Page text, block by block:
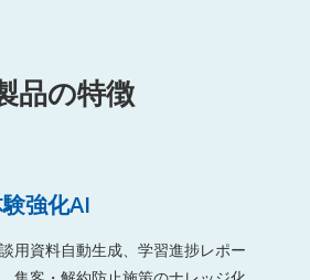
品の特徴
強化AI
用資料自動生成、学習進捗レポー